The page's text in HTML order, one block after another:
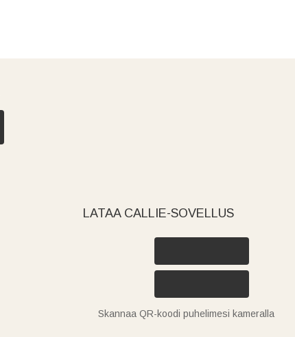
LATAA CALLIE-SOVELLUS
Skannaa QR-koodi puhelimesi kameralla